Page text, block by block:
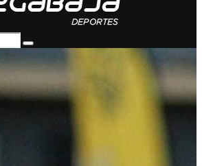
Search